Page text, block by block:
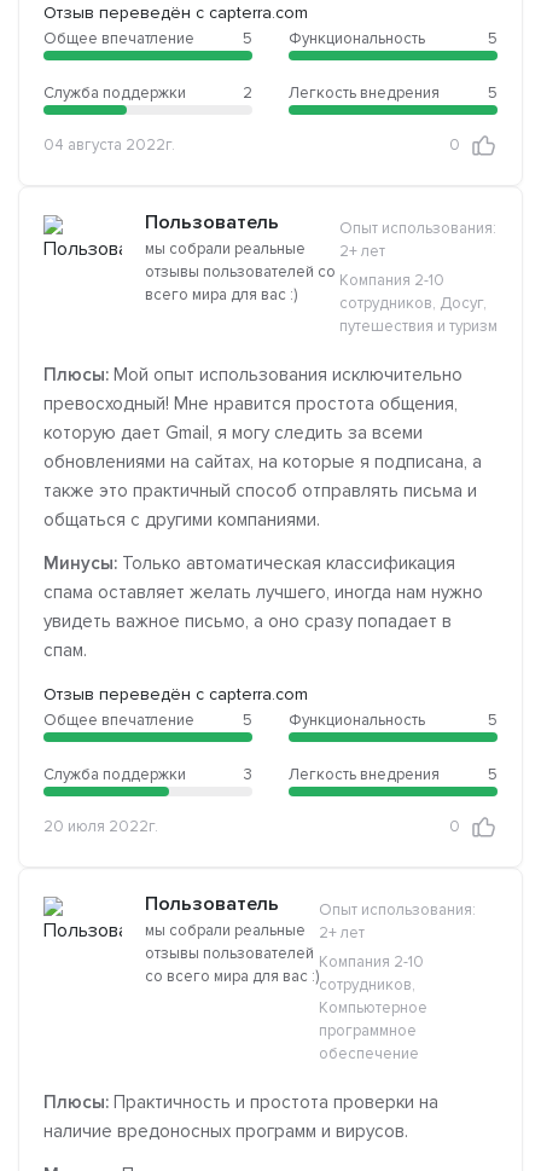
Отзыв переведён с capterra.com
Общее впечатление 5
Служба поддержки 2
Функциональность 5
Легкость внедрения 5
04 августа 2022г. 0
Пользователь
мы собрали реальные
отзывы пользователей со
всего мира для вас :)
Опыт использования:
2+ лет
Компания 2-10
сотрудников, Досуг,
путешествия и туризм
Плюсы: Мой опыт использования исключительно
превосходный! Мне нравится простота общения,
которую дает Gmail, я могу следить за всеми
обновлениями на сайтах, на которые я подписана, а
также это практичный способ отправлять письма и
общаться с другими компаниями.
Минусы: Только автоматическая классификация
спама оставляет желать лучшего, иногда нам нужно
увидеть важное письмо, а оно сразу попадает в
спам.
Отзыв переведён с capterra.com
Общее впечатление 5
Служба поддержки 3
Функциональность 5
Легкость внедрения 5
20 июля 2022г. 0
Пользователь
мы собрали реальные
отзывы пользователей
со всего мира для вас :)
Опыт использования:
2+ лет
Компания 2-10
сотрудников,
Компьютерное
программное
обеспечение
Плюсы: Практичность и простота проверки на
наличие вредоносных программ и вирусов.